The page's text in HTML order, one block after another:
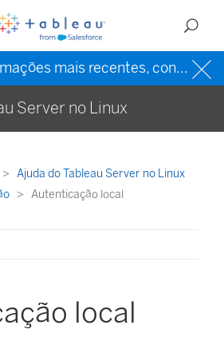
Para obter as informações mais recentes, consulte a
Server no Linux
Ajuda do Tableau Server no Linux
Autenticação local
local